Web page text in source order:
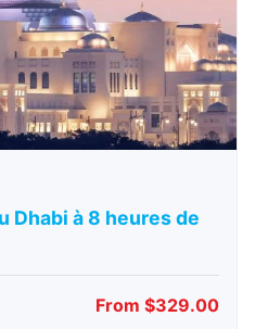
Dhabi à 8 heures de
From $329.00